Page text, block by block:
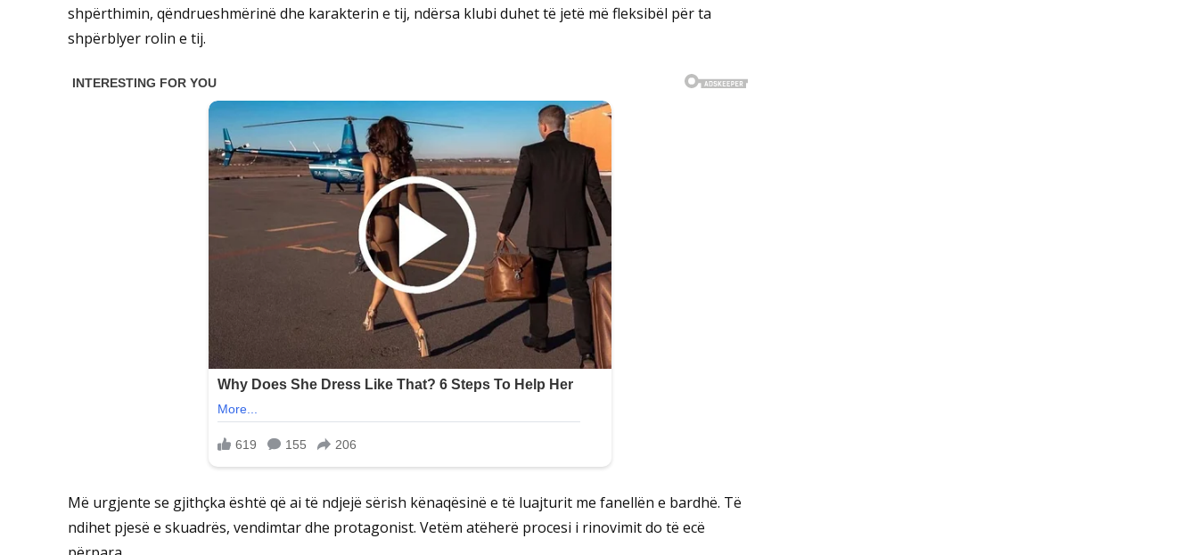
shpërthimin, qëndrueshmërinë dhe karakterin e tij, ndërsa klubi duhet të jetë më fleksibël për ta
shpërblyer rolin e tij.
Më urgjente se gjithçka është që ai të ndjejë sërish kënaqësinë e të luajturit me fanellën e bardhë. Të
ndihet pjesë e skuadrës, vendimtar dhe protagonist. Vetëm atëherë procesi i rinovimit do të ecë